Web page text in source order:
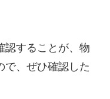
認することが、物
で、ぜひ確認した